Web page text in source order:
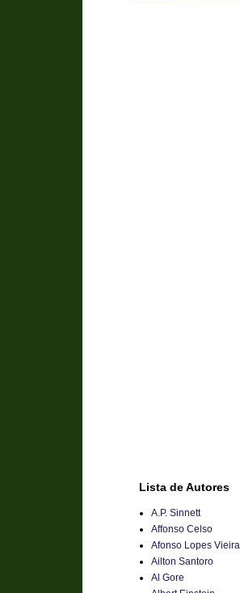
Lista de Autores
A.P. Sinnett
Affonso Celso
Afonso Lopes Vieira
Ailton Santoro
Al Gore